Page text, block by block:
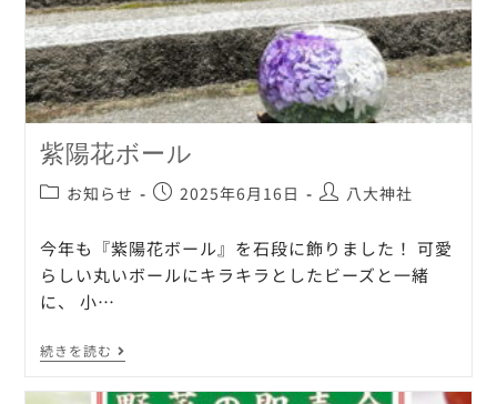
紫陽花ボール
お知らせ 2025年6月16日 八大神社
今年も『紫陽花ボール』を石段に飾りました！ 可愛
らしい丸いボールにキラキラとしたビーズと一緒
に、 小…
続きを読む